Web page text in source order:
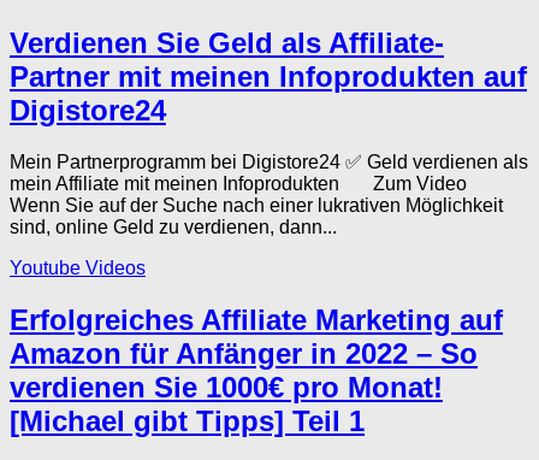
Verdienen Sie Geld als Affiliate-
Partner mit meinen Infoprodukten auf
Digistore24
Mein Partnerprogramm bei Digistore24 ✅ Geld verdienen als
mein Affiliate mit meinen Infoprodukten Zum Video
Wenn Sie auf der Suche nach einer lukrativen Möglichkeit
sind, online Geld zu verdienen, dann...
Youtube Videos
Erfolgreiches Affiliate Marketing auf
Amazon für Anfänger in 2022 – So
verdienen Sie 1000€ pro Monat!
[Michael gibt Tipps] Teil 1